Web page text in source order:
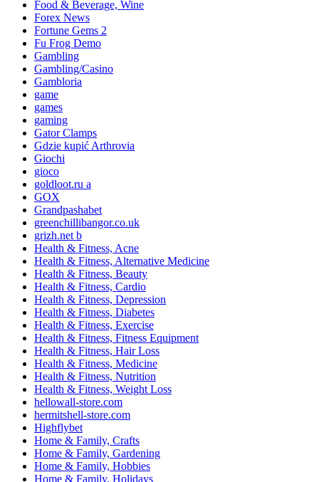
Food & Beverage, Wine
Forex News
Fortune Gems 2
Fu Frog Demo
Gambling
Gambling/Casino
Gambloria
game
games
gaming
Gator Clamps
Gdzie kupić Arthrovia
Giochi
gioco
goldloot.ru a
GOX
Grandpashabet
greenchillibangor.co.uk
grizh.net b
Health & Fitness, Acne
Health & Fitness, Alternative Medicine
Health & Fitness, Beauty
Health & Fitness, Cardio
Health & Fitness, Depression
Health & Fitness, Diabetes
Health & Fitness, Exercise
Health & Fitness, Fitness Equipment
Health & Fitness, Hair Loss
Health & Fitness, Medicine
Health & Fitness, Nutrition
Health & Fitness, Weight Loss
hellowall-store.com
hermitshell-store.com
Highflybet
Home & Family, Crafts
Home & Family, Gardening
Home & Family, Hobbies
Home & Family, Holidays